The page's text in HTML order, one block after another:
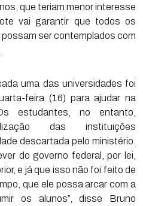
que teriam menor interesse
vai garantir que todos os
ser contemplados com
uma das universidades foi
feira (16) para ajudar na
estudantes, no entanto,
das instituições
descartada pelo ministério.
do governo federal, por lei,
e já que isso não foi feito de
que ele possa arcar com a
os alunos”, disse Bruno